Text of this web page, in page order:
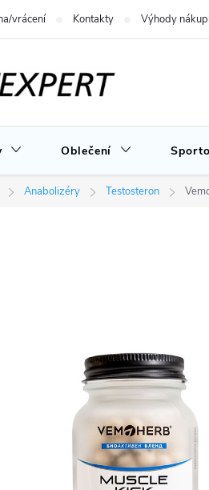
vrácení Kontakty Výhody
Oblečení
Anabolizéry Testosteron